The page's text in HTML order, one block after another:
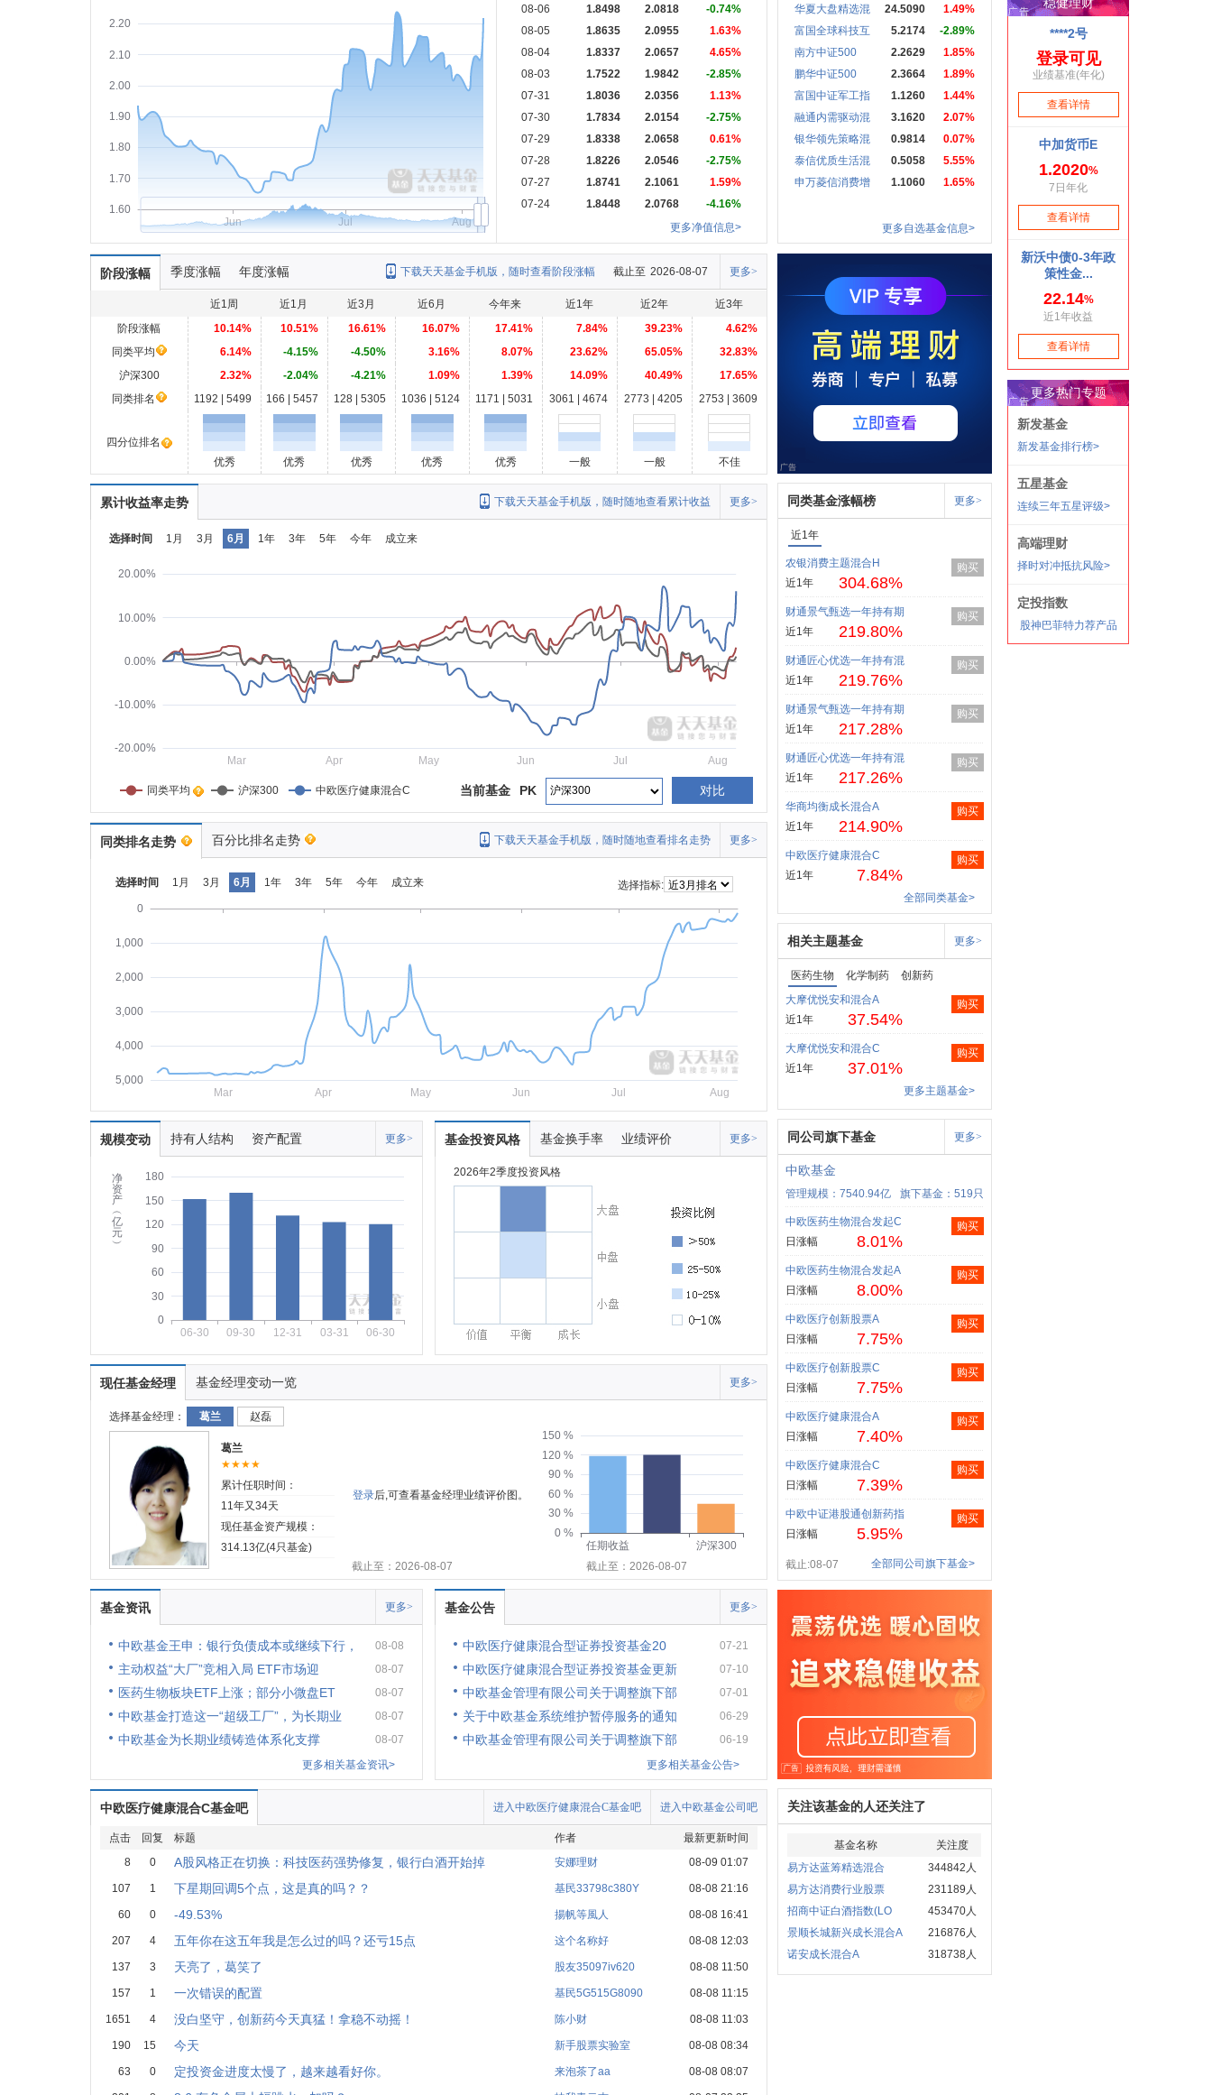
1.60
1.70
1.80
1.90
2.00
2.10
2.20
Jun Jul Aug
08-06
1.8498 2.0818
-0.74%
08-05
1.8635 2.0955
1.63%
08-04
1.8337 2.0657
4.65%
08-03
1.7522 1.9842
-2.85%
07-31
1.8036 2.0356
1.13%
07-30
1.7834 2.0154
-2.75%
07-29
1.8338 2.0658
0.61%
07-28
1.8226 2.0546
-2.75%
07-27
1.8741 2.1061
1.59%
07-24
1.8448 2.0768
-4.16%
更多净值信息>
华夏大盘精选混
24.5090
1.49%
富国全球科技互
5.2174
-2.89%
南方中证500
2.2629
1.85%
鹏华中证500
2.3664
1.89%
富国中证军工指
1.1260
1.44%
融通内需驱动混
3.1620
2.07%
银华领先策略混
0.9814
0.07%
泰信优质生活混
0.5058
5.55%
申万菱信消费增
1.1060 1.65%
更多自选基金信息>
阶段涨幅 季度涨幅 年度涨幅 更多>
截止至 2026-08-07
下载天天基金手机版，随时查看阶段涨幅
近1周 近1月 近3月 近6月 今年来 近1年 近2年
近3年
阶段涨幅
10.14% 10.51% 16.61% 16.07% 17.41% 7.84% 39.23%
4.62%
同类平均
6.14% -4.15% -4.50% 3.16% 8.07% 23.62% 65.05%
32.83%
沪深300
2.32% -2.04% -4.21% 1.09% 1.39% 14.09% 40.49%
17.65%
同类排名
1192 | 5499 166 | 5457 128 | 5305 1036 | 5124 1171 | 5031 3061 | 4674 2773 | 4205 2753 | 3609
四分位排名
优秀
优秀 优秀 优秀 优秀 一般 一般 不佳
累计收益率走势 更多>
下载天天基金手机版，随时随地查看累计收益
选择时间 1月 3月 6月 1年 3年 5年 今年 成立来
-20.00%
-10.00%
0.00%
10.00%
20.00%
Mar Apr May Jun Jul Aug
同类平均 沪深300 中欧医疗健康混合C 对比
PK
当前基金
同类排名走势 百分比排名走势 更多>
下载天天基金手机版，随时随地查看排名走势
选择时间 1月 3月 6月 1年 3年 5年 今年 成立来
选择指标:
0
1,000
2,000
3,000
4,000
5,000
Mar
Apr May Jun Jul Aug
规模变动 持有人结构 资产配置 更多>
净
资
产
︵
亿
元
︶
0
30
60
90
120
150
180
06-30 09-30 12-31 03-31 06-30
基金投资风格 基金换手率 业绩评价 更多>
2026年2季度投资风格
现任基金经理 基金经理变动一览 更多>
选择基金经理： 葛兰 赵磊
葛兰
★★★★
累计任职时间：
11年又34天
现任基金资产规模：
314.13亿(4只基金)
登录后,可查看基金经理业绩评价图。
0 %
30 %
60 %
90 %
120 %
150 %
任期收益
沪深300
截止至：2026-08-07
截止至：2026-08-07
基金资讯 更多>
中欧基金王申：银行负债成本或继续下行， 08-08
主动权益“大厂”竞相入局 ETF市场迎 08-07
医药生物板块ETF上涨；部分小微盘ET 08-07
中欧基金打造这一“超级工厂”，为长期业 08-07
中欧基金为长期业绩铸造体系化支撑
08-07
更多相关基金资讯>
基金公告 更多>
中欧医疗健康混合型证券投资基金20 07-21
中欧医疗健康混合型证券投资基金更新 07-10
中欧基金管理有限公司关于调整旗下部 07-01
关于中欧基金系统维护暂停服务的通知 06-29
中欧基金管理有限公司关于调整旗下部
06-19
更多相关基金公告>
中欧医疗健康混合C基金吧 进入中欧基金公司吧
进入中欧医疗健康混合C基金吧
点击 回复 标题 作者
最新更新时间
8
0 A股风格正在切换：科技医药强势修复，银行白酒开始掉 安娜理财 08-09 01:07
107 1 下星期回调5个点，这是真的吗？？ 基民33798c380Y 08-08 21:16
60 0 -49.53% 揚帆等風人 08-08 16:41
207 4 五年你在这五年我是怎么过的吗？还亏15点 这个名称好 08-08 12:03
137 3 天亮了，葛笑了 股友35097iv620 08-08 11:50
157 1 一次错误的配置 基民5G515G8090 08-08 11:15
1651 4 没白坚守，创新药今天真猛！拿稳不动摇！ 陈小财 08-08 11:03
190 15 今天 新手股票实验室 08-08 08:34
63 0 定投资金进度太慢了，越来越看好你。 来泡茶了aa 08-08 08:07
同类基金涨幅榜 更多>
近1年
农银消费主题混合H
近1年
304.68%
购买
财通景气甄选一年持有期
近1年
219.80%
购买
财通匠心优选一年持有混
近1年
219.76%
购买
财通景气甄选一年持有期
近1年
217.28%
购买
财通匠心优选一年持有混
近1年
217.26%
购买
华商均衡成长混合A
近1年
214.90%
购买
中欧医疗健康混合C
近1年
7.84%
购买
全部同类基金>
相关主题基金 更多>
医药生物 化学制药
创新药
大摩优悦安和混合A
近1年
37.54%
购买
大摩优悦安和混合C
近1年
37.01%
购买
更多主题基金>
同公司旗下基金 更多>
中欧基金
管理规模：7540.94亿 旗下基金：519只
中欧医药生物混合发起C
日涨幅
8.01%
购买
中欧医药生物混合发起A
日涨幅
8.00%
购买
中欧医疗创新股票A
日涨幅
7.75%
购买
中欧医疗创新股票C
日涨幅
7.75%
购买
中欧医疗健康混合A
日涨幅
7.40%
购买
中欧医疗健康混合C
日涨幅
7.39%
购买
中欧中证港股通创新药指
日涨幅
5.95%
购买
截止:08-07 全部同公司旗下基金>
关注该基金的人还关注了
基金名称
关注度
易方达蓝筹精选混合
344842人
易方达消费行业股票
231189人
招商中证白酒指数(LO
453470人
景顺长城新兴成长混合A
216876人
诺安成长混合A
318738人